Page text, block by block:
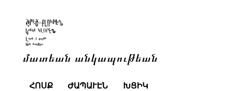
մատեան անկապութեան
ՀՈՍՔ ԺԱՊԱՒԷՆ ԽՑԻԿ